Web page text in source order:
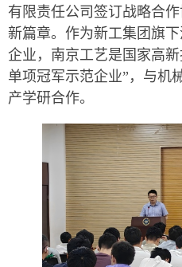
有限责任公司签订战略合
新篇章。作为新工集团旗
企业，南京工艺是国家高
单项冠军示范企业”，与机
产学研合作。